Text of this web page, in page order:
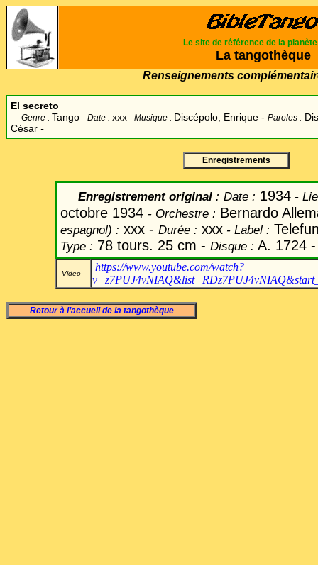
Le site de référence de la planète
La tangothèque
Renseignements
El secreto
Genre : Tango - Date : xxx - Musique : Discépolo, Enrique - Paroles :
César -
Enregistrements
Enregistrement original : Date : 1934 -
octobre 1934 - Orchestre : Bernardo
espagnol) : xxx - Durée : xxx - Label :
Type : 78 tours. 25 cm - Disque : A. 1724
Video
https://www.youtube.com/watch?
Retour à l’accueil de la tangothèque